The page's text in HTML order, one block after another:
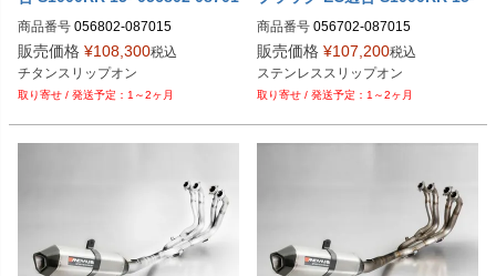
商品番号 056802-087015
M型番：056802 087015
販売価格 ¥108,300税込
チタンスリップオン
1～2ヶ月
商品番号 056702-087015
販売価格 ¥107,200税込
ステンレススリップオン
1～2ヶ月